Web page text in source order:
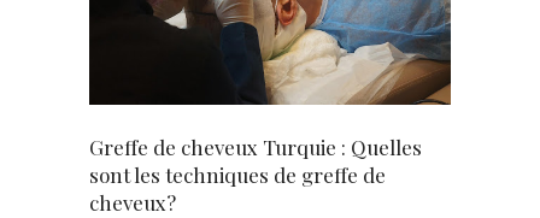
Greffe de cheveux Turquie : Quelles
sont les techniques de greffe de
cheveux?